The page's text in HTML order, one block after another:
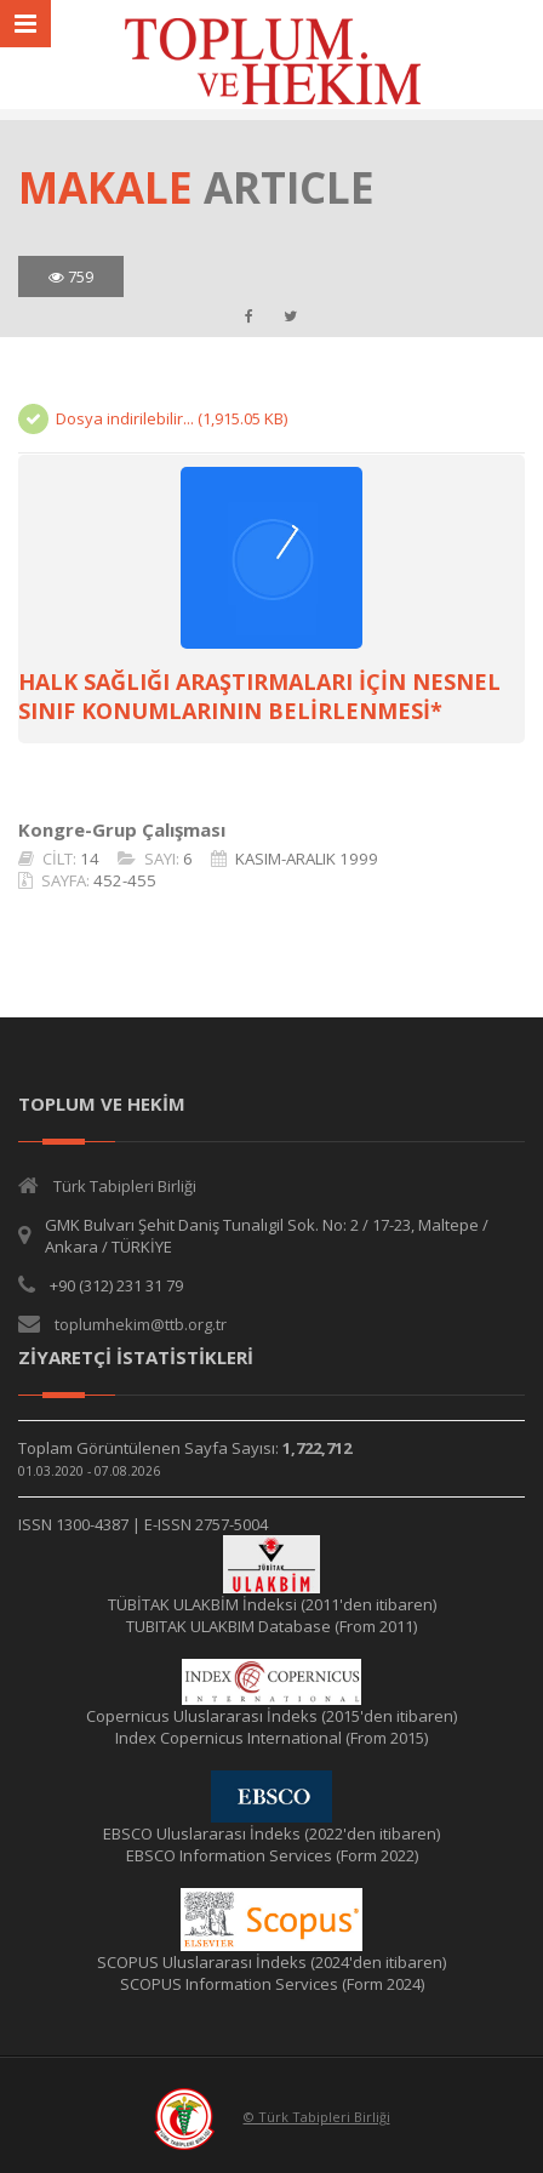
MAKALE ARTICLE
759
Dosya indirilebilir... (1,915.05 KB)
HALK SAĞLIĞI ARAŞTIRMALARI İÇİN NESNEL
SINIF KONUMLARININ BELİRLENMESİ*
Kongre-Grup Çalışması
CİLT: 14 SAYI: 6
KASIM-ARALIK 1999
SAYFA: 452-455
TOPLUM VE HEKİM
Türk Tabipleri Birliği
GMK Bulvarı Şehit Daniş Tunalıgil Sok. No: 2 / 17-23, Maltepe /
Ankara / TÜRKİYE
+90 (312) 231 31 79
toplumhekim@ttb.org.tr
ZİYARETÇİ İSTATİSTİKLERİ
Toplam Görüntülenen Sayfa Sayısı: 1,722,712
01.03.2020 - 07.08.2026
ISSN 1300-4387 | E-ISSN 2757-5004
TÜBİTAK ULAKBİM İndeksi (2011'den itibaren)
TUBITAK ULAKBIM Database (From 2011)
Copernicus Uluslararası İndeks (2015'den itibaren)
Index Copernicus International (From 2015)
EBSCO Uluslararası İndeks (2022'den itibaren)
EBSCO Information Services (Form 2022)
SCOPUS Uluslararası İndeks (2024'den itibaren)
SCOPUS Information Services (Form 2024)
© Türk Tabipleri Birliği